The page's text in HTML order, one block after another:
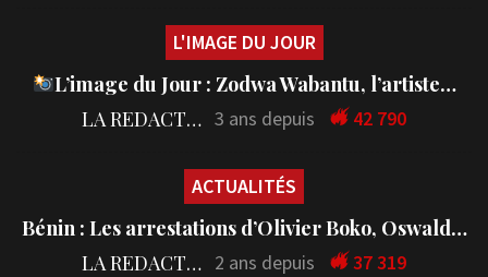
L'IMAGE DU JOUR
L’image du Jour : Zodwa Wabantu, l’artiste…
LA REDACTION 3 ans depuis 42 790
ACTUALITÉS
Bénin : Les arrestations d’Olivier Boko, Oswald…
LA REDACTION 2 ans depuis 37 319